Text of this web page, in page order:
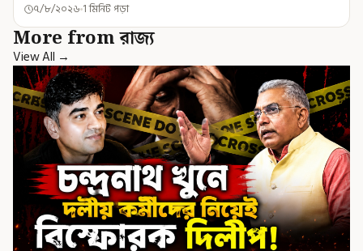
৭/৮/২০২৬ 1 মিনিট পড়া
More from রাজ্য
View All →